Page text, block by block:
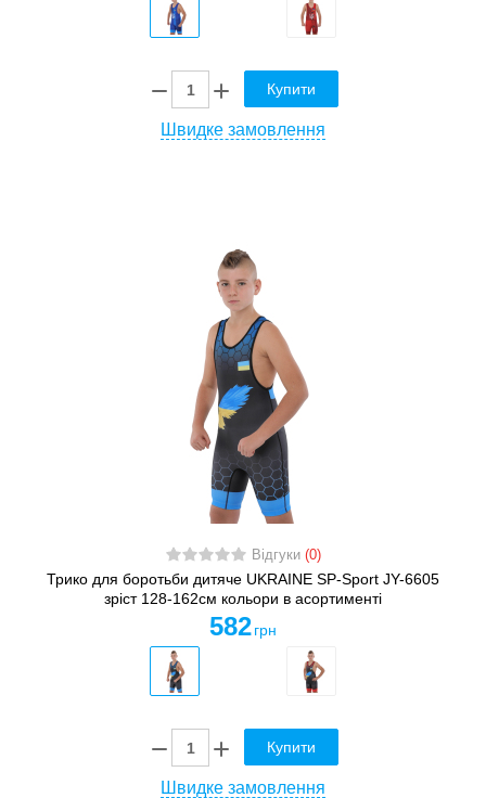
Купити
Швидке замовлення
Відгуки (0)
Трико для боротьби дитяче UKRAINE SP-Sport JY-6605
зріст 128-162см кольори в асортименті
582 грн
Купити
Швидке замовлення